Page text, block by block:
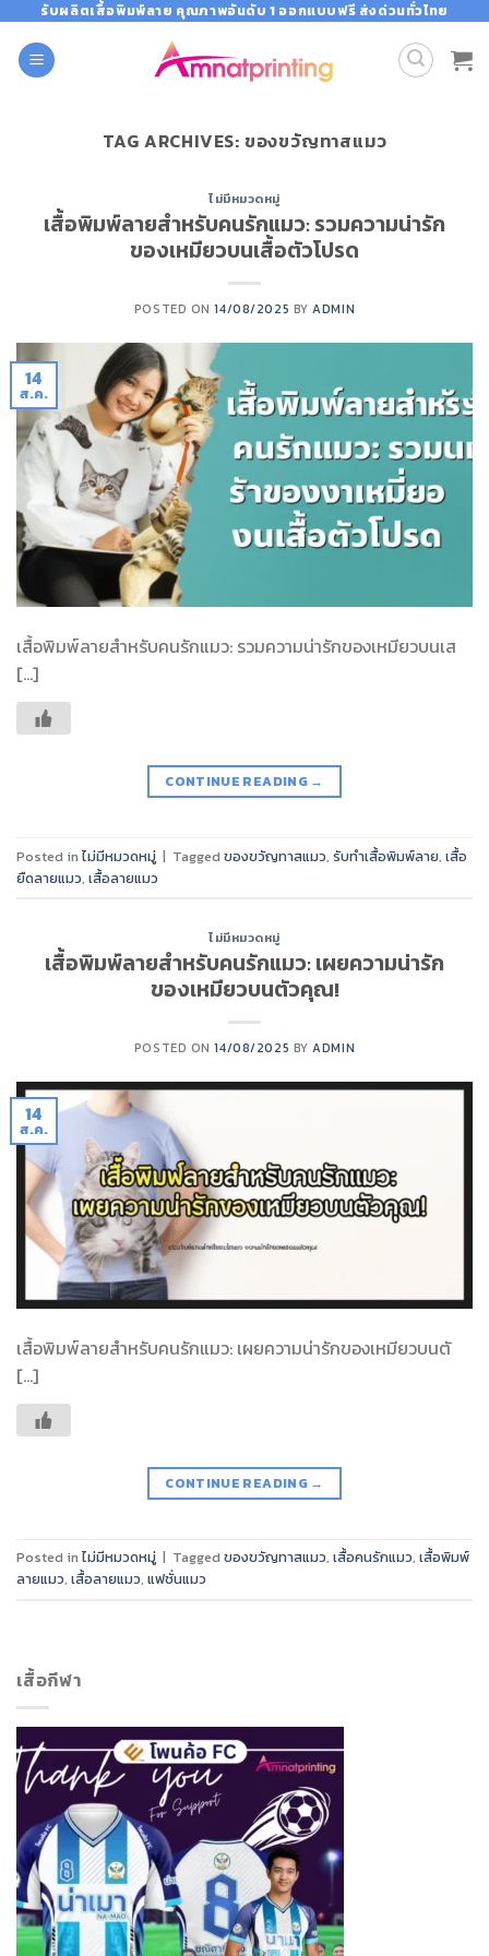
content
รับผลิตเสื้อพิมพ์ลาย คุณภาพอันดับ 1 ออกแบบฟรี ส่งด่วนทั่วไทย
TAG ARCHIVES: ของขวัญทาสแมว
ไม่มีหมวดหมู่
เสื้อพิมพ์ลายสำหรับคนรักแมว: รวมความน่ารัก
ของเหมียวบนเสื้อตัวโปรด
POSTED ON14/08/2025 BYADMIN
14
ส.ค.
เสื้อพิมพ์ลายสำหรับคนรักแมว: รวมความน่ารักของเหมียวบนเส
[…]
CONTINUE READING →
Posted in ไม่มีหมวดหมู่ | Tagged ของขวัญทาสแมว, รับทำเสื้อพิมพ์ลาย, เสื้อ
ยืดลายแมว, เสื้อลายแมว
ไม่มีหมวดหมู่
เสื้อพิมพ์ลายสำหรับคนรักแมว: เผยความน่ารัก
ของเหมียวบนตัวคุณ!
POSTED ON14/08/2025 BYADMIN
14
ส.ค.
เสื้อพิมพ์ลายสำหรับคนรักแมว: เผยความน่ารักของเหมียวบนตั
[…]
CONTINUE READING →
Posted in ไม่มีหมวดหมู่ | Tagged ของขวัญทาสแมว, เสื้อคนรักแมว, เสื้อพิมพ์
ลายแมว, เสื้อลายแมว, แฟชั่นแมว
เสื้อกีฬา